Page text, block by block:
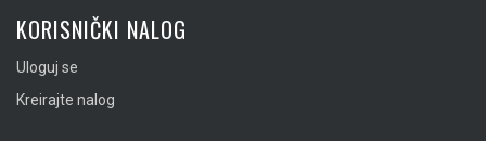
KORISNIČKI NALOG
Uloguj se
Kreirajte nalog